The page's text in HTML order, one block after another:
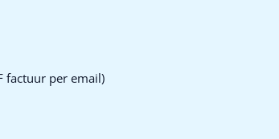
factuur per email)